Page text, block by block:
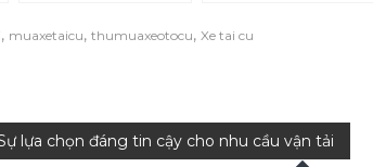
nhất
, muaxetaicu, thumuaxeotocu, Xe tai cu
lựa chọn đáng tin cậy cho nhu cầu vận tải